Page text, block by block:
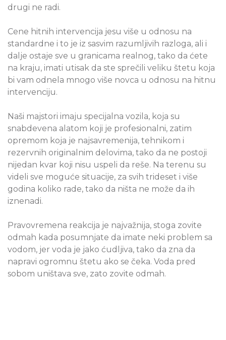
drugi ne radi.
Cene hitnih intervencija jesu više u odnosu na
standardne i to je iz sasvim razumljivih razloga, ali i
dalje ostaje sve u granicama realnog, tako da ćete
na kraju, imati utisak da ste sprečili veliku štetu koja
bi vam odnela mnogo više novca u odnosu na hitnu
intervenciju.
Naši majstori imaju specijalna vozila, koja su
snabdevena alatom koji je profesionalni, zatim
opremom koja je najsavremenija, tehnikom i
rezervnih originalnim delovima, tako da ne postoji
nijedan kvar koji nisu uspeli da reše. Na terenu su
videli sve moguće situacije, za svih trideset i više
godina koliko rade, tako da ništa ne može da ih
iznenadi.
Pravovremena reakcija je najvažnija, stoga zovite
odmah kada posumnjate da imate neki problem sa
vodom, jer voda je jako ćudljiva, tako da zna da
napravi ogromnu štetu ako se čeka. Voda pred
sobom uništava sve, zato zovite odmah.